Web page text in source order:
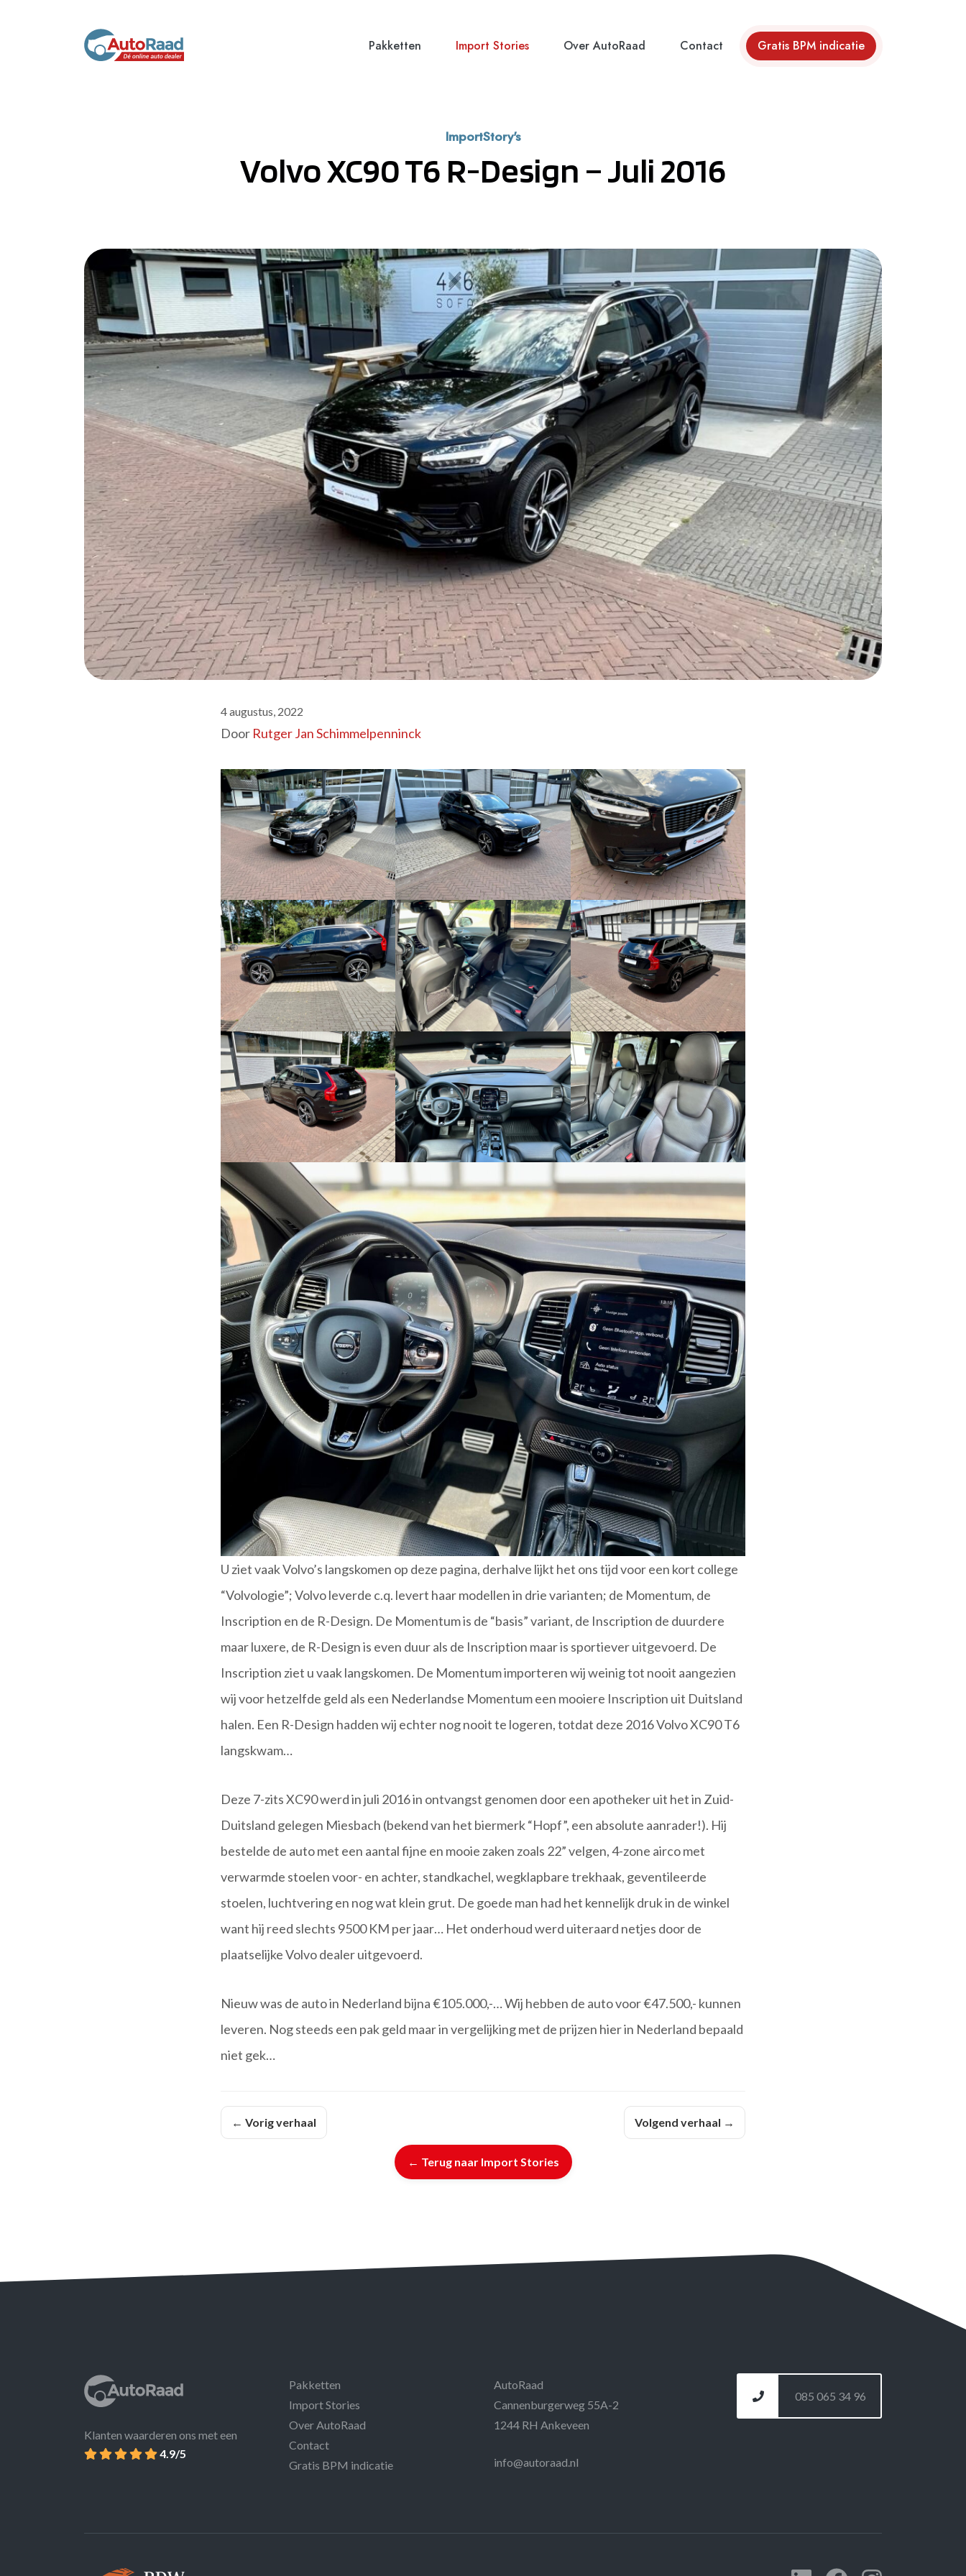
Pakketten Import Stories Over AutoRaad Contact Gratis BPM indicatie
ImportStory's
Volvo XC90 T6 R-Design – Juli 2016
4 augustus, 2022
Door Rutger Jan Schimmelpenninck
U ziet vaak Volvo’s langskomen op deze pagina, derhalve lijkt het ons tijd voor een kort college
“Volvologie”; Volvo leverde c.q. levert haar modellen in drie varianten; de Momentum, de
Inscription en de R-Design. De Momentum is de “basis” variant, de Inscription de duurdere
maar luxere, de R-Design is even duur als de Inscription maar is sportiever uitgevoerd. De
Inscription ziet u vaak langskomen. De Momentum importeren wij weinig tot nooit aangezien
wij voor hetzelfde geld als een Nederlandse Momentum een mooiere Inscription uit Duitsland
halen. Een R-Design hadden wij echter nog nooit te logeren, totdat deze 2016 Volvo XC90 T6
langskwam…
Deze 7-zits XC90 werd in juli 2016 in ontvangst genomen door een apotheker uit het in Zuid-
Duitsland gelegen Miesbach (bekend van het biermerk “Hopf”, een absolute aanrader!). Hij
bestelde de auto met een aantal fijne en mooie zaken zoals 22” velgen, 4-zone airco met
verwarmde stoelen voor- en achter, standkachel, wegklapbare trekhaak, geventileerde
stoelen, luchtvering en nog wat klein grut. De goede man had het kennelijk druk in de winkel
want hij reed slechts 9500 KM per jaar… Het onderhoud werd uiteraard netjes door de
plaatselijke Volvo dealer uitgevoerd.
Nieuw was de auto in Nederland bijna €105.000,-… Wij hebben de auto voor €47.500,- kunnen
leveren. Nog steeds een pak geld maar in vergelijking met de prijzen hier in Nederland bepaald
niet gek…
← Vorig verhaal
← Terug naar Import Stories
Volgend verhaal →
Klanten waarderen ons met een
4.9/5
Pakketten
Import Stories
Over AutoRaad
Contact
Gratis BPM indicatie
AutoRaad
Cannenburgerweg 55A-2
1244 RH Ankeveen
info@autoraad.nl
085 065 34 96